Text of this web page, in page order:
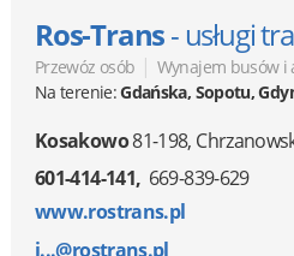
Ros-Trans- usługi
Przewóz osób | Wynajem busów i
Na terenie:Gdańska, Sopotu,
Kosakowo81-198,
601-414-141 669-839-629
www.rostrans.pl
i...@rostrans.pl